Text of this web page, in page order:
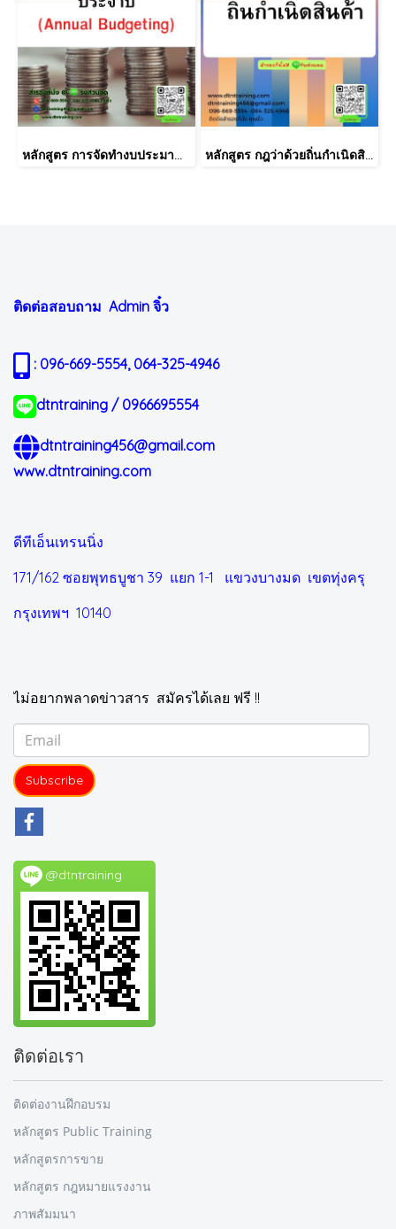
หลักสูตร การจัดทำงบประมาณประจำปี (Annual Budgeting) หลักสูตร กฎว่าด้วยถิ่นกำเนิดสินค้า (Rules of Origin)
ติดต่อสอบถาม Admin จิ๋ว
: 096-669-5554, 064-325-4946
dtntraining / 0966695554
dtntraining456@gmail.com
www.dtntraining.com
ดีทีเอ็นเทรนนิ่ง
171/162 ซอยพุทธบูชา 39 แยก 1-1 แขวงบางมด เขตทุ่งครุ
กรุงเทพฯ 10140
ไม่อยากพลาดข่าวสาร สมัครได้เลย ฟรี !!
Subscribe
@dtntraining
ติดต่อเรา
ติดต่องานฝึกอบรม
หลักสูตร Public Training
หลักสูตรการขาย
หลักสูตร กฎหมายแรงงาน
ภาพสัมมนา